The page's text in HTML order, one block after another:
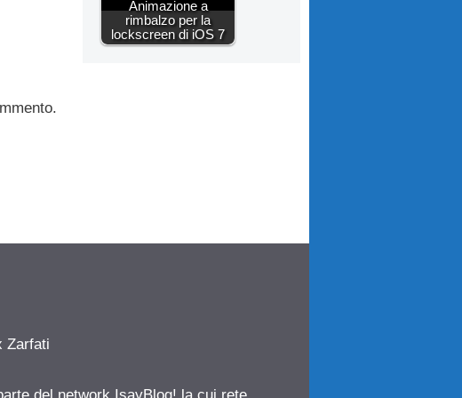
Animazione a
rimbalzo per la
lockscreen di iOS 7
Zarfati
del network IsayBlog! la cui rete